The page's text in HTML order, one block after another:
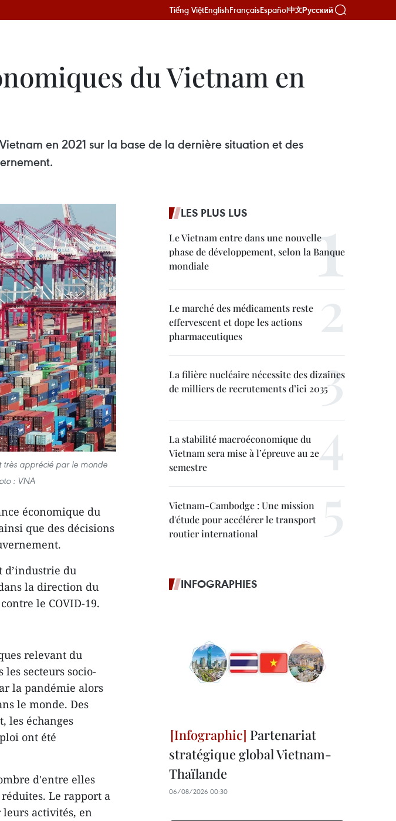
Tiếng ViệtEnglishFrançaisEspañol中文Русский
du Vietnam en
en 2021 sur la base de la dernière situation et des
très apprécié par le monde
: VNA
économique du
que des décisions
d’industrie du
la direction du
le COVID-19.
relevant du
secteurs socio-
la pandémie alors
le monde. Des
les échanges
ont été
d'entre elles
Le rapport a
leurs activités, en
LES PLUS LUS
Le Vietnam entre dans une nouvelle
phase de développement, selon la Banque
mondiale
Le marché des médicaments reste
effervescent et dope les actions
pharmaceutiques
La filière nucléaire nécessite des dizaines
de milliers de recrutements d’ici 2035
La stabilité macroéconomique du
Vietnam sera mise à l’épreuve au 2e
semestre
Vietnam-Cambodge : Une mission
d'étude pour accélérer le transport
routier international
INFOGRAPHIES
Partenariat
stratégique global Vietnam-
Thaïlande
06/08/2026 00:30